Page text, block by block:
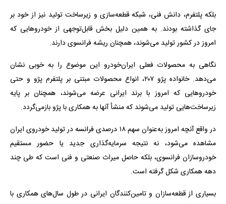
بلکه پلتفرم، دانش فنی، شبکه قطعه‌سازی و زیرساخت تولید نیز از خود بر
جای گذاشته بودند. به همین دلیل بخش قابل‌توجهی از خودروهایی که
امروز در کشور تولید می‌شوند، همچنان ریشه فرانسوی دارند.
نگاهی به محصولات فعلی ایران‌خودرو این موضوع را به خوبی نشان
می‌دهد. خانواده پژو ۲۰۷، انواع محصولات مبتنی بر پلتفرم پژو و حتی
خودروهایی که امروز با برند ایرانی عرضه می‌شوند، همچنان بر پایه
زیرساخت‌هایی تولید می‌شوند که منشأ آنها به همکاری با پژو بازمی‌گردد.
در واقع آنچه امروز به‌عنوان سهم ۱۸ درصدی فرانسه در تولید خودروی ایران
مشاهده می‌شود، نه نتیجه سرمایه‌گذاری جدید یا حضور مستقیم
خودروسازان فرانسوی، بلکه حاصل میراث صنعتی و فنی است که طی چند
دهه همکاری شکل گرفته است.
بسیاری از قطعه‌سازان و تامین‌کنندگان ایرانی در طول سال‌های همکاری با